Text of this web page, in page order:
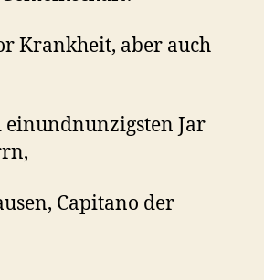
Krankheit, aber auch
Jar
Capitano der